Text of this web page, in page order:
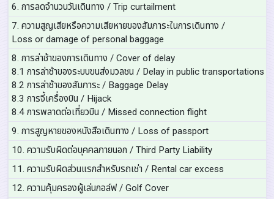
6. การลดจำนวนวันเดินทาง / Trip curtailment
7. ความสูญเสียหรือความเสียหายของสัมภาระในการเดินทาง /
Loss or damage of personal baggage
8. การล่าช้าของการเดินทาง / Cover of delay
8.1 การล่าช้าของระบบขนส่งมวลชน / Delay in public transportations
8.2 การล่าช้าของสัมภาระ / Baggage Delay
8.3 การจี้เครื่องบิน / Hijack
8.4 การพลาดต่อเที่ยวบิน / Missed connection flight
9. การสูญหายของหนังสือเดินทาง / Loss of passport
10. ความรับผิดต่อบุคคลภายนอก / Third Party Liability
11. ความรับผิดส่วนแรกสำหรับรถเช่า / Rental car excess
12. ความคุ้มครองผู้เล่นกอล์ฟ / Golf Cover